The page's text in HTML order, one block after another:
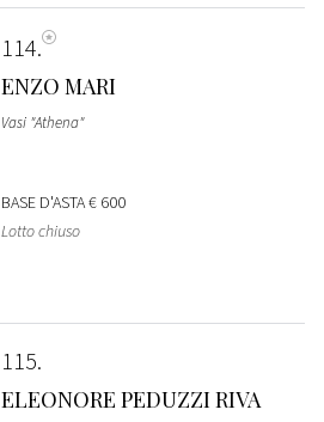
114
ENZO MARI
Vasi "Athena"
BASE D'ASTA€ 600
Lotto chiuso
115
ELEONORE PEDUZZI RIVA